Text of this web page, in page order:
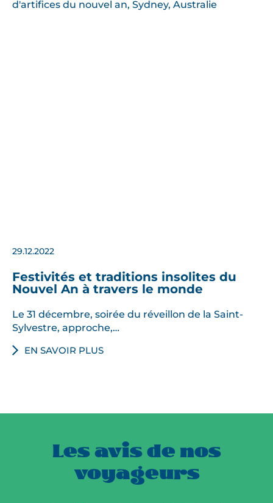
29.12.2022
Festivités et traditions insolites du
Nouvel An à travers le monde
Le 31 décembre, soirée du réveillon de la Saint-
Sylvestre, approche,…
EN SAVOIR PLUS
Les avis de nos
voyageurs